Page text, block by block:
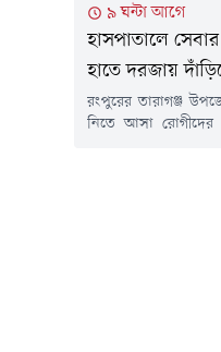
৯ ঘন্টা আগে
হাসপাতালে
হাতে দরজায়
রংপুরের তারাগঞ্জ
নিতে আসা রোগীদের